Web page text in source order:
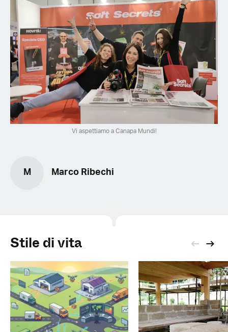
Vi aspettiamo a Canapa Mundi!
M Marco Ribechi
Stile di vita